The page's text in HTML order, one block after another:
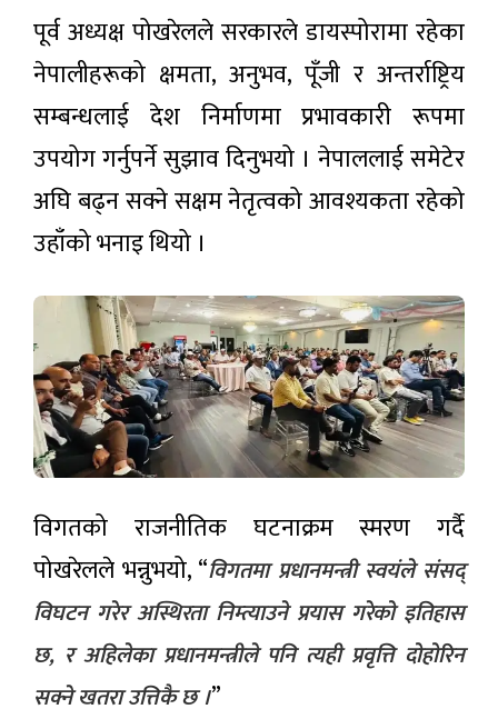
वितरण
मानव–
वन्यजन्तु
द्वन्द्व :
एक्यापद्वारा
तीन वर्षमा
१ करोड १०
लाखभन्दा
बढी राहत
वितरण
२0 घण्टा अगाडी
लोकप्रिय
समाचार
पूर्व अध्यक्ष पोखरेलले सरकारले डायस्पोरामा रहेका
नेपालीहरूको क्षमता, अनुभव, पूँजी र अन्तर्राष्ट्रिय
सम्बन्धलाई देश निर्माणमा प्रभावकारी रूपमा
उपयोग गर्नुपर्ने सुझाव दिनुभयो । नेपाललाई समेटेर
अघि बढ्न सक्ने सक्षम नेतृत्वको आवश्यकता रहेको
उहाँको भनाइ थियो ।
विगतको राजनीतिक घटनाक्रम स्मरण गर्दै
पोखरेलले भन्नुभयो, “विगतमा प्रधानमन्त्री स्वयंले संसद्
विघटन गरेर अस्थिरता निम्त्याउने प्रयास गरेको इतिहास
छ, र अहिलेका प्रधानमन्त्रीले पनि त्यही प्रवृत्ति दोहोरिन
सक्ने खतरा उत्तिकै छ ।”